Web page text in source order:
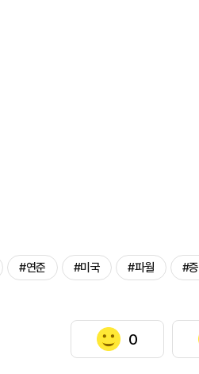
#연준 #미국 #파월 #
0